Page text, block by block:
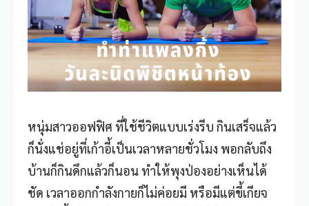
หนุ่มสาวออฟฟิศ ที่ใช้ชีวิตแบบเร่งรีบ กินเสร็จแล้ว
ก็นั่งแช่อยู่ที่เก้าอี้เป็นเวลาหลายชั่วโมง พอกลับถึง
บ้านก็กินดึกแล้วก็นอน ทำให้พุงป่องอย่างเห็นได้
ชัด เวลาออกกำลังกายก็ไม่ค่อยมี หรือมีแต่ขี้เกียจ